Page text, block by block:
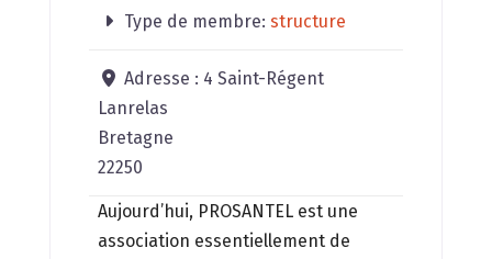
Type de membre:structure
Adresse : 4 Saint-Régent
Lanrelas
Bretagne
22250
Aujourd’hui, PROSANTEL est une
association essentiellement de